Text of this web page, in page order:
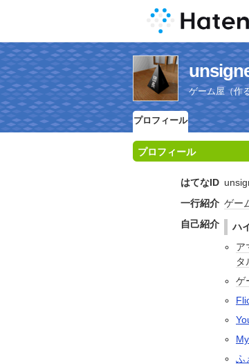
ゲーム屋（作
プロフィール
プロフィール
はてなID
一行紹介 ゲー
自己紹介
ハ
ア
タ
ゲ
ふ